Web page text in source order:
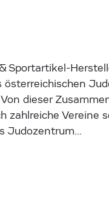
Sportartikel-
dieser
zahlreiche Vereine
Judozentrum…